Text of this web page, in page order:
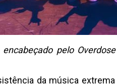
pelo
da música